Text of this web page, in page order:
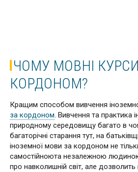
ЧОМУ МОВНІ
КОРДОНОМ?
Кращим способом вивчення
за кордоном. Вивчення та практика
природному середовищу багато в
багаторічні старання тут, на
іноземної мови за кордоном не
самостійноюта незалежною
про навколишній світ, але